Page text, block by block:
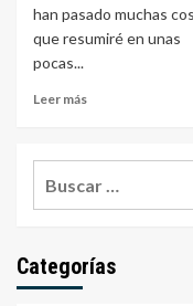
han pasado muchas
que resumiré en unas
pocas...
Leer más
Categorías